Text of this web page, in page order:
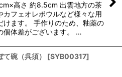
高さ 約8.5cm 出雲地方の茶
カフェオレボウルなど様々な用
けます。 手作りのため、釉薬の
個体差がございます。 …
て碗（呉須） [SYB00317]